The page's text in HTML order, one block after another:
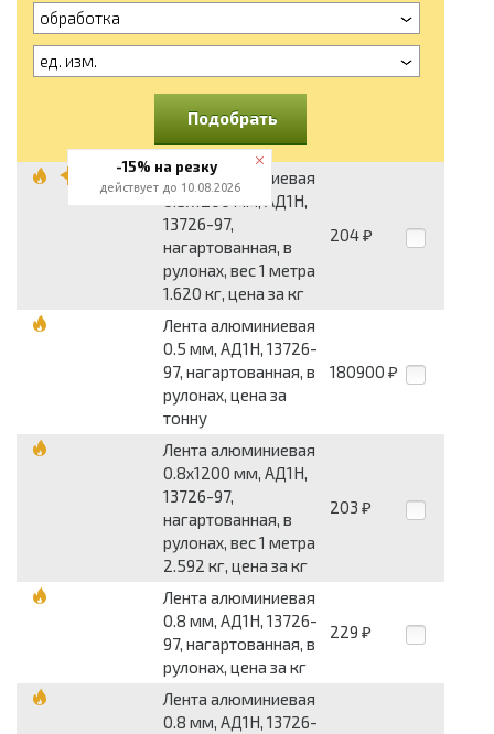
обработка
ед. изм.
Подобрать
Лента алюминиевая
0.5x1200 мм, АД1Н,
13726-97,
нагартованная, в
рулонах, вес 1 метра
1.620 кг, цена за кг
204 ₽
Лента алюминиевая
0.5 мм, АД1Н, 13726-
97, нагартованная, в
рулонах, цена за
тонну
180900 ₽
Лента алюминиевая
0.8x1200 мм, АД1Н,
13726-97,
нагартованная, в
рулонах, вес 1 метра
2.592 кг, цена за кг
203 ₽
Лента алюминиевая
0.8 мм, АД1Н, 13726-
97, нагартованная, в
рулонах, цена за кг
229 ₽
Лента алюминиевая
0.8 мм, АД1Н, 13726-
-15% на резку
действует до 10.08.2026